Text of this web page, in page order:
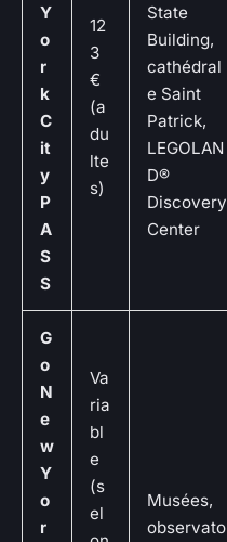
Y
o
r
k
C
it
y
P
A
S
S
12
3
€
(a
du
lte
s)
State
Building,
cathédral
e Saint
Patrick,
LEGOLAN
D®
Discovery
Center
G
o
N
e
w
Y
o
r
Va
ria
bl
e
(s
el
Musées,
observato